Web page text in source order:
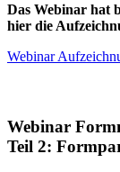
Das Webinar hat
hier die
Webinar
Webinar
Teil 2: